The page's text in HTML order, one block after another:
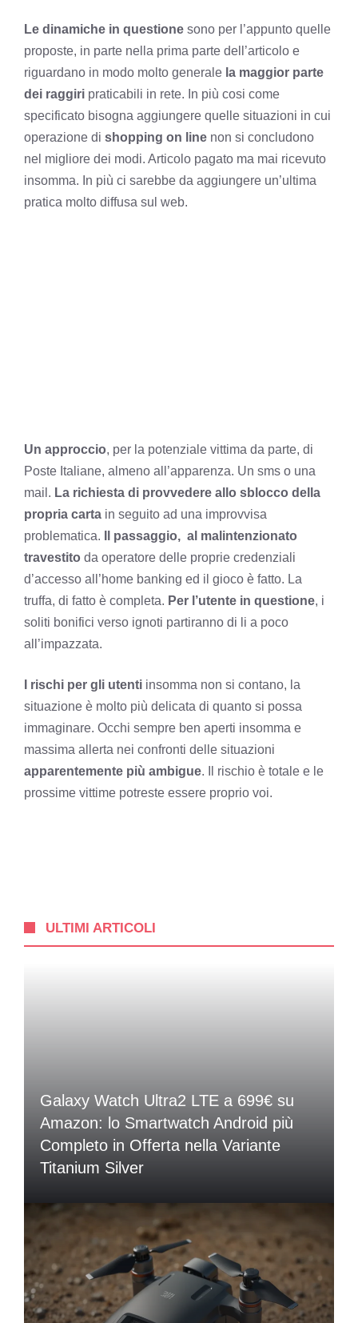
Le dinamiche in questione sono per l’appunto quelle
proposte, in parte nella prima parte dell’articolo e
riguardano in modo molto generale la maggior parte
dei raggiri praticabili in rete. In più cosi come
specificato bisogna aggiungere quelle situazioni in cui
operazione di shopping on line non si concludono
nel migliore dei modi. Articolo pagato ma mai ricevuto
insomma. In più ci sarebbe da aggiungere un’ultima
pratica molto diffusa sul web.
Un approccio, per la potenziale vittima da parte, di
Poste Italiane, almeno all’apparenza. Un sms o una
mail. La richiesta di provvedere allo sblocco della
propria carta in seguito ad una improvvisa
problematica.
Il passaggio, al malintenzionato
travestito da operatore delle proprie credenziali
d’accesso all’home banking ed il gioco è fatto. La
truffa, di fatto è completa. Per l’utente in questione, i
soliti bonifici verso ignoti partiranno di li a poco
all’impazzata.
I rischi per gli utenti insomma non si contano, la
situazione è molto più delicata di quanto si possa
immaginare. Occhi sempre ben aperti insomma e
massima allerta nei confronti delle situazioni
apparentemente più ambigue. Il rischio è totale e le
prossime vittime potreste essere proprio voi.
ULTIMI ARTICOLI
Galaxy Watch Ultra2 LTE a 699€ su
Amazon: lo Smartwatch Android più
Completo in Offerta nella Variante
Titanium Silver